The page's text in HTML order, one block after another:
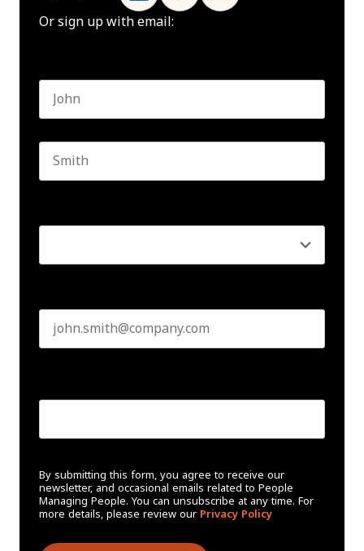
Or sign up with email:
By submitting this form, you agree to receive our
newsletter, and occasional emails related to People
Managing People. You can unsubscribe at any time. For
more details, please review our Privacy Policy